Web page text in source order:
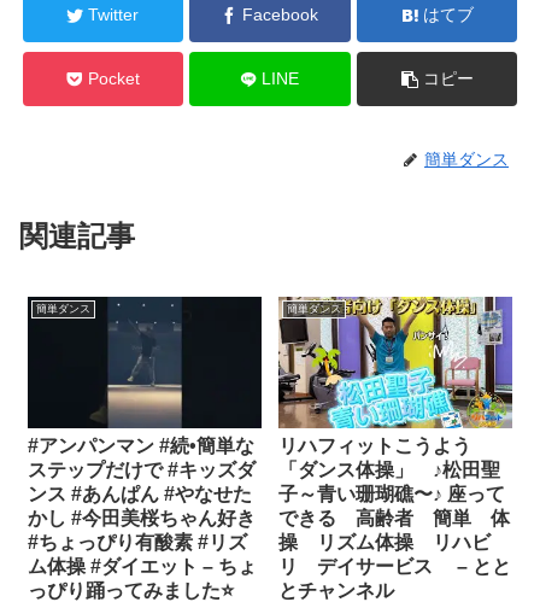
Twitter Facebook はてブ
Pocket LINE コピー
簡単ダンス
関連記事
簡単ダンス
#アンパンマン #続•簡単な
ステップだけで #キッズダ
ンス #あんぱん #やなせた
かし #今田美桜ちゃん好き
#ちょっぴり有酸素 #リズ
ム体操 #ダイエット – ちょ
っぴり踊ってみました⭐️
簡単ダンス
リハフィットこうよう
「ダンス体操」 ♪松田聖
子～青い珊瑚礁〜♪ 座って
できる 高齢者 簡単 体
操 リズム体操 リハビ
リ デイサービス – とと
とチャンネル